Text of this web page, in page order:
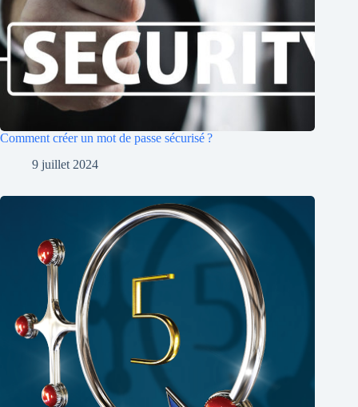
Comment créer un mot de passe sécurisé ?
9 juillet 2024